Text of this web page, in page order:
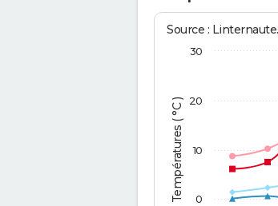
Températures ( °C )
Source :
0
10
20
30